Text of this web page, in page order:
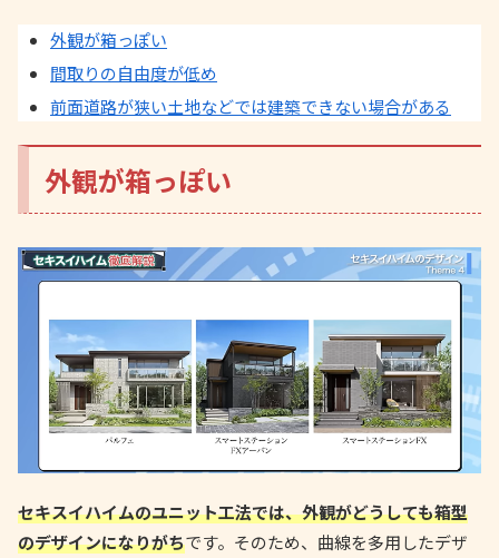
外観が箱っぽい
間取りの自由度が低め
前面道路が狭い土地などでは建築できない場合がある
外観が箱っぽい
セキスイハイムのユニット工法では、外観がどうしても箱型
のデザインになりがちです。そのため、曲線を多用したデザ